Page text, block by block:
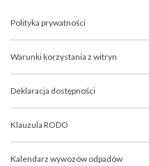
Polityka prywatności
Warunki korzystania z witryn
Deklaracja dostępności
Klauzula RODO
Kalendarz wywozów odpadów